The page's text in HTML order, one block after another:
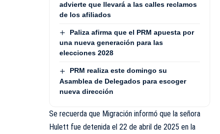
advierte que llevará a las calles reclamos
de los afiliados
Paliza afirma que el PRM apuesta por
una nueva generación para las
elecciones 2028
PRM realiza este domingo su
Asamblea de Delegados para escoger
nueva dirección
Se recuerda que Migración informó que la señora
Hulett fue detenida el 22 de abril de 2025 en la